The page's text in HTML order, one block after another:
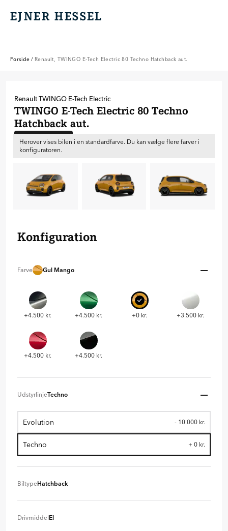
EJNER HESSEL
EJNER HESSEL
Forside / Renault, TWINGO E-Tech Electric 80 Techno Hatchback aut.
RenaultTWINGO E-Tech Electric
TWINGO E-Tech Electric 80 Techno
Hatchback aut.
Herover vises bilen i en standardfarve. Du kan vælge flere farver i
konfiguratoren.
Konfiguration
Farve Gul Mango
+4.500 kr. +4.500 kr. +0 kr. +3.500 kr.
+4.500 kr. +4.500 kr.
UdstyrlinjeTechno
Evolution - 10.000 kr.
Techno + 0 kr.
BiltypeHatchback
DrivmiddelEl